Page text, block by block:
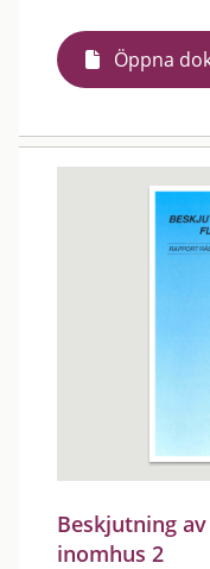
Öppna
Beskjutning
inomhus 2